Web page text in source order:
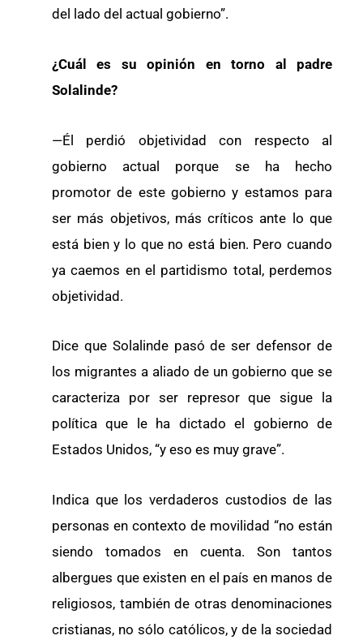
del lado del actual gobierno”.
¿Cuál es su opinión en torno al padre
Solalinde?
—Él perdió objetividad con respecto al
gobierno actual porque se ha hecho
promotor de este gobierno y estamos para
ser más objetivos, más críticos ante lo que
está bien y lo que no está bien. Pero cuando
ya caemos en el partidismo total, perdemos
objetividad.
Dice que Solalinde pasó de ser defensor de
los migrantes a aliado de un gobierno que se
caracteriza por ser represor que sigue la
política que le ha dictado el gobierno de
Estados Unidos, “y eso es muy grave”.
Indica que los verdaderos custodios de las
personas en contexto de movilidad “no están
siendo tomados en cuenta. Son tantos
albergues que existen en el país en manos de
religiosos, también de otras denominaciones
cristianas, no sólo católicos, y de la sociedad